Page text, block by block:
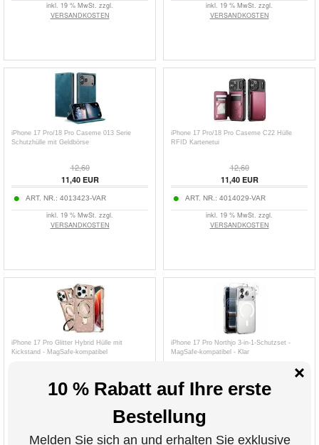
inkl. 19 % MwSt. zzgl.
VERSANDKOSTEN
inkl. 19 % MwSt. zzgl.
VERSANDKOSTEN
iPhone 17 Pro/18 Pro Caseme 013 Serie
Schutzhülle mit Geldbörse
12,60
11,40EUR
ART. NR.: 4013423-VAR
inkl. 19 % MwSt. zzgl.
VERSANDKOSTEN
iPhone 17 Pro/18 Pro Caseme C22 Hülle
RFID Kartenetui
12,60
11,40EUR
ART. NR.: 4014029-VAR
inkl. 19 % MwSt. zzgl.
VERSANDKOSTEN
iPhone 17 Pro Glitter Hybrid Hülle mit
Kickstand - MagSafe-kompatibel
15,20EUR
VERSANDKOSTEN
iPhone 17 Pro Northjo 3-in-1-Schutzset -
MagSafe-kompatibel - Klar
12,60 EUR
VERSANDKOSTEN